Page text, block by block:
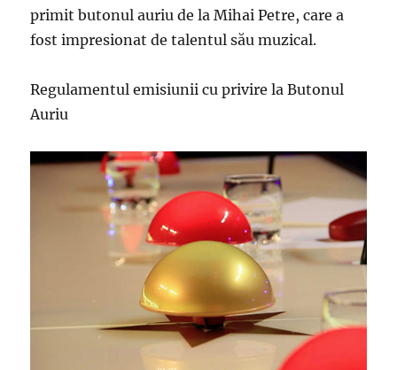
primit butonul auriu de la Mihai Petre, care a
fost impresionat de talentul său muzical.
Regulamentul emisiunii cu privire la Butonul
Auriu